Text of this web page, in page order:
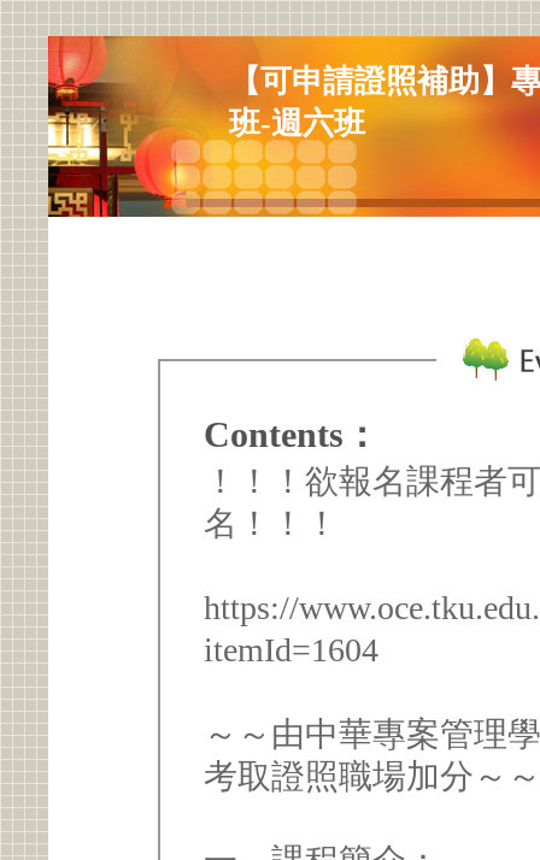
【可申請證照補助】
班-週六班
Contents：
！！！欲報名課程者
名！！！
https://
itemId=1604
～～由中華專案管理
考取證照職場加分～